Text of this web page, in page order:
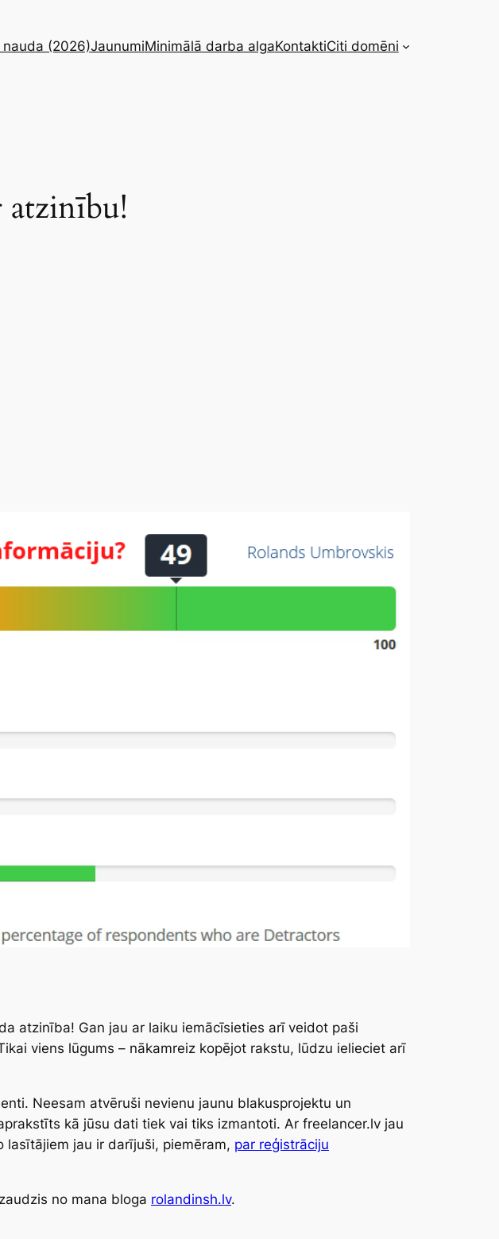
(2026)JaunumiMinimālā darba algaKontaktiCiti domēni
atzinību!
atzinība! Gan jau ar laiku iemācīsieties arī veidot paši
viens lūgums – nākamreiz kopējot rakstu, lūdzu ielieciet arī
Neesam atvēruši nevienu jaunu blakusprojektu un
kā jūsu dati tiek vai tiks izmantoti. Ar freelancer.lv jau
lasītājiem jau ir darījuši, piemēram, par reģistrāciju
no mana bloga rolandinsh.lv.